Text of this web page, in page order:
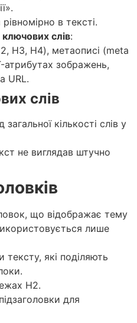
в тексті.
слів:
H3, H4), метаописі (meta
атрибутах зображень,
URL.
слів
загальної кількості слів у
не виглядав штучно
що відображає тему
лише
тексту, які поділяють
H2.
для